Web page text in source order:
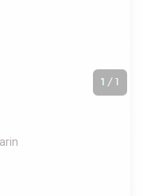
1 / 1
périphérie de Lyon,